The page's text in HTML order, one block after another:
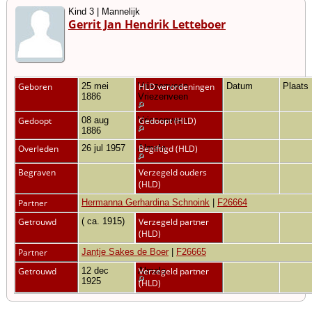
Kind 3 | Mannelijk
Gerrit Jan Hendrik Letteboer
Geboren
25 mei
1886
Vriezenveen,
Vriezenveen
HLD verordeningen Datum Plaats
Gedoopt
08 aug
1886
Vriezenveen
Gedoopt (HLD)
Overleden 26 jul 1957 Almelo
Begiftigd (HLD)
Begraven
Verzegeld ouders
(HLD)
Partner
Hermanna Gerhardina Schnoink F26664
Getrouwd ( ca. 1915)
Verzegeld partner
(HLD)
Partner
Jantje Sakes de Boer F26665
Getrouwd
12 dec
1925
Almelo
Verzegeld partner
(HLD)